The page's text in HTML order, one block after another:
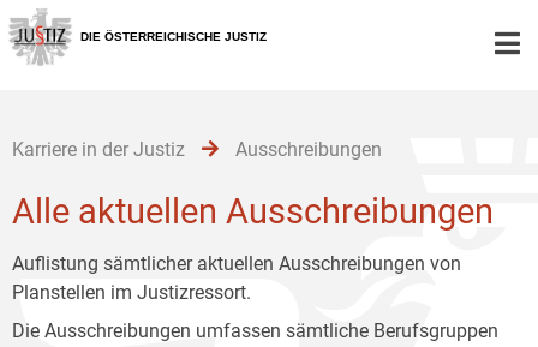
Zur
Hauptnavigation
[1]
Zum
Inhalt
[2]
Zum
Untermenü
[3]
DIE ÖSTERREICHISCHE JUSTIZ
Karriere in der Justiz Ausschreibungen
Alle aktuellen Ausschreibungen
Auflistung sämtlicher aktuellen Ausschreibungen von
Planstellen im Justizressort.
Die Ausschreibungen umfassen sämtliche Berufsgruppen